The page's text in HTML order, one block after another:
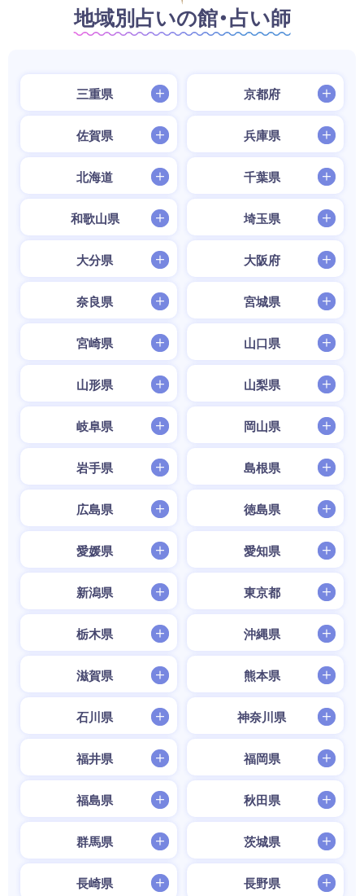
地域別占いの館・占い師
三重県 京都府
佐賀県 兵庫県
北海道 千葉県
和歌山県 埼玉県
大分県 大阪府
奈良県 宮城県
宮崎県 山口県
山形県 山梨県
岐阜県 岡山県
岩手県 島根県
広島県 徳島県
愛媛県 愛知県
新潟県 東京都
栃木県 沖縄県
滋賀県 熊本県
石川県 神奈川県
福井県 福岡県
福島県 秋田県
群馬県 茨城県
長崎県 長野県